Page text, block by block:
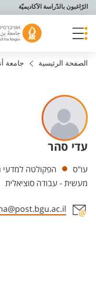
תפריט נגישות
الرّاغبون بالدّراسة الأكاديميّة
الصفحة الرئيسية جامعة
עדי סהר
Departments
עו"ס
הפקולטה למדעי
מעשית - עבודה סוציאלית